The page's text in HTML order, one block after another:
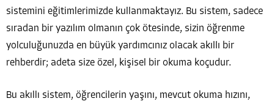
sistemini eğitimlerimizde kullanmaktayız. Bu sistem, sadece
sıradan bir yazılım olmanın çok ötesinde, sizin öğrenme
yolculuğunuzda en büyük yardımcınız olacak akıllı bir
rehberdir; adeta size özel, kişisel bir okuma koçudur.
Bu akıllı sistem, öğrencilerin yaşını, mevcut okuma hızını,